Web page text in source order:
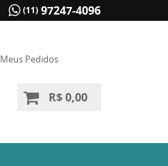
(11) 97247-4096
Meus Pedidos
R$ 0,00